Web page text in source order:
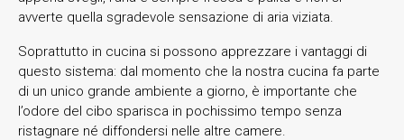
avverte quella sgradevole sensazione di aria viziata.
Soprattutto in cucina si possono apprezzare i vantaggi di
questo sistema: dal momento che la nostra cucina fa parte
di un unico grande ambiente a giorno, è importante che
l’odore del cibo sparisca in pochissimo tempo senza
ristagnare né diffondersi nelle altre camere.